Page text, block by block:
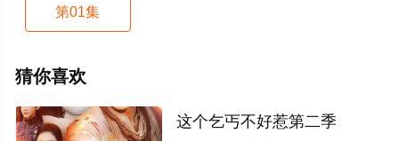
第01集
猜你喜欢
这个乞丐不好惹第二季